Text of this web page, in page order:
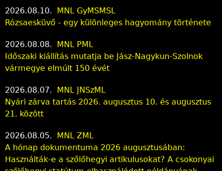
2026.08.10.
MNL GyMSMSL
Rózsaesküvő - egy különleges hagyomány története
2026.08.08.
MNL PML
Időszaki kiállítás mutatja be Jász-Nagykun-Szolnok
vármegye elmúlt 150 évét
2026.08.07.
MNL JNSzML
Nyári zárva tartás 2026. augusztus 10. és augusztus
21. között
2026.08.05.
MNL ZML
A hónap dokumentuma 2026 augusztusában:
Használták-e a szőlőhegyi artikulusokat? A csokonyai